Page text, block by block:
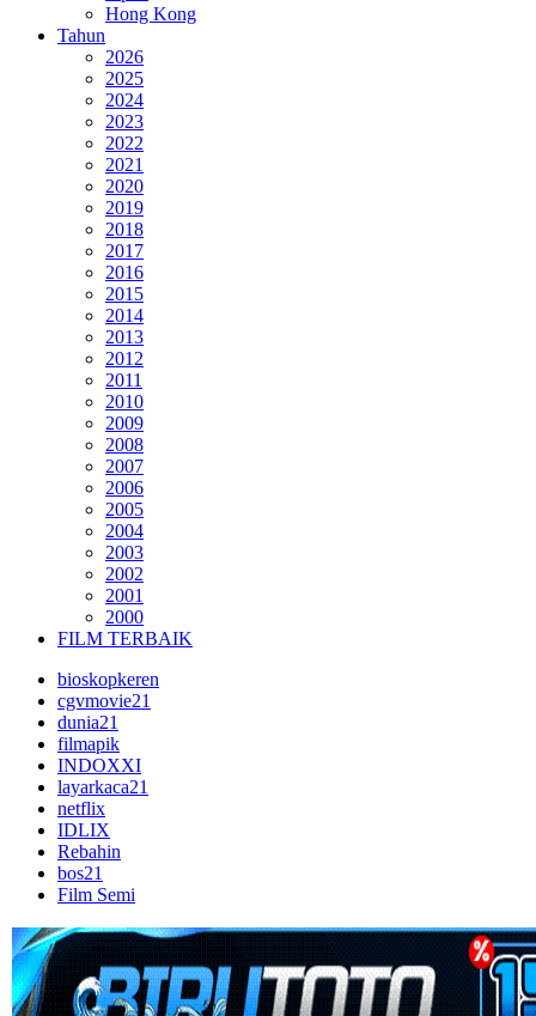
Hong Kong
Tahun
2026
2025
2024
2023
2022
2021
2020
2019
2018
2017
2016
2015
2014
2013
2012
2011
2010
2009
2008
2007
2006
2005
2004
2003
2002
2001
2000
FILM TERBAIK
bioskopkeren
cgvmovie21
dunia21
filmapik
INDOXXI
layarkaca21
netflix
IDLIX
Rebahin
bos21
Film Semi